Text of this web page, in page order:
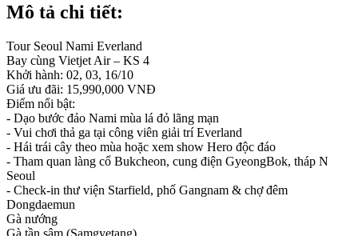
Mô tả chi tiết:
Tour Seoul Nami Everland
Bay cùng Vietjet Air – KS 4
Khởi hành: 02, 03, 16/10
Giá ưu đãi: 15,990,000 VNĐ
Điểm nổi bật:
- Dạo bước đảo Nami mùa lá đỏ lãng mạn
- Vui chơi thả ga tại công viên giải trí Everland
- Hái trái cây theo mùa hoặc xem show Hero độc đáo
- Tham quan làng cổ Bukcheon, cung điện GyeongBok, tháp N
Seoul
- Check-in thư viện Starfield, phố Gangnam & chợ đêm
Dongdaemun
Gà nướng
Gà tần sâm (Samgyetang)